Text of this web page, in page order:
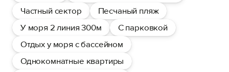
Частный сектор
Песчаный пляж
У моря 2 линия 300м
С парковкой
Отдых у моря с бассейном
Однокомнатные квартиры